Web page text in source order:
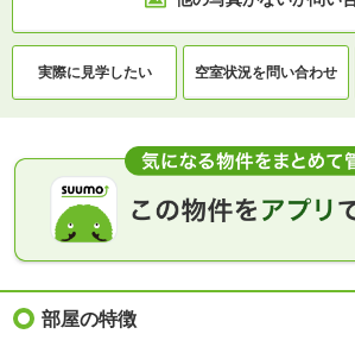
実際に見学したい 空室状況を問い合わせ
部屋の特徴